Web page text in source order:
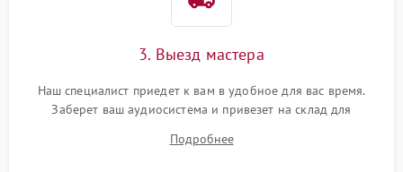
3. Выезд мастера
Наш специалист приедет к вам в удобное для вас время.
Заберет ваш аудиосистема и привезет на склад для
Подробнее